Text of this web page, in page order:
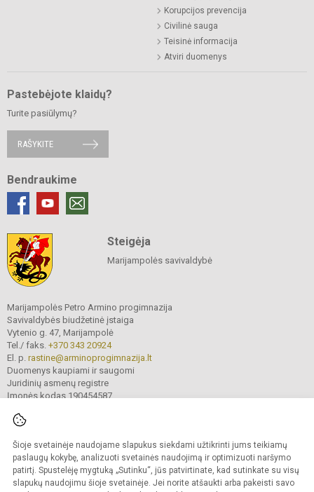
Šioje svetainėje naudojame slapukus siekdami užtikrinti jums teikiamų
paslaugų kokybę, analizuoti svetainės naudojimą ir optimizuoti naršymo
patirtį. Spustelėję mygtuką „Sutinku“, jūs patvirtinate, kad sutinkate su visų
slapukų naudojimu šioje svetainėje. Jei norite atšaukti arba pakeisti savo
Korupcijos prevencija
Civilinė sauga
Teisinė informacija
Atviri duomenys
Pastebėjote klaidų?
Turite pasiūlymų?
RAŠYKITE
Bendraukime
Steigėja
Marijampolės savivaldybė
Marijampolės Petro Armino progimnazija
Savivaldybės biudžetinė įstaiga
Vytenio g. 47, Marijampolė
Tel./ faks. +370 343 20924
El. p. rastine@arminoprogimnazija.lt
Duomenys kaupiami ir saugomi
Juridinių asmenų registre
Įmonės kodas 190454587
© 2026. Marijampolės Petro Armino progimnazija. Visos teisės saugomos.
Kopijuoti turinį be raštiško įstaigos administracijos sutikimo griežtai draudžiama.
Prieinamumo paraiška Slapukų valdymas